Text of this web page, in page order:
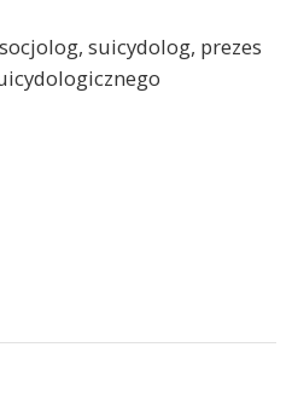
suicydolog, prezes